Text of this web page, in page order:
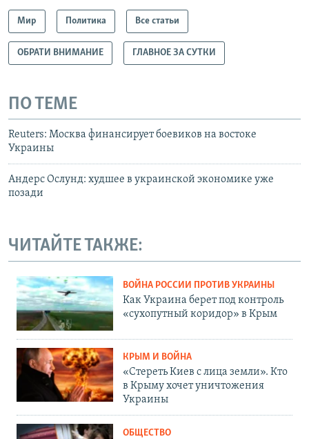
Мир Политика Все статьи
ОБРАТИ ВНИМАНИЕ ГЛАВНОЕ ЗА СУТКИ
ПО ТЕМЕ
Reuters: Москва финансирует боевиков на востоке
Украины
Андерс Ослунд: худшее в украинской экономике уже
позади
ЧИТАЙТЕ ТАКЖЕ:
ВОЙНА РОССИИ ПРОТИВ УКРАИНЫ
Как Украина берет под контроль
«сухопутный коридор» в Крым
КРЫМ И ВОЙНА
«Стереть Киев с лица земли». Кто
в Крыму хочет уничтожения
Украины
ОБЩЕСТВО